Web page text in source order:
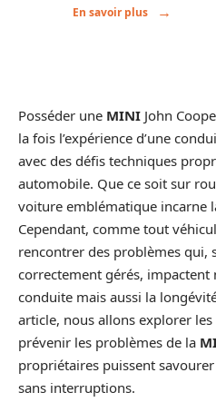
En savoir plus
Posséder une MINI John
la fois l’expérience d’une
avec des défis techniques
automobile. Que ce soit sur
voiture emblématique incarne
Cependant, comme tout
rencontrer des problèmes qui,
correctement gérés,
conduite mais aussi la
article, nous allons explorer
prévenir les problèmes de la
propriétaires puissent
sans interruptions.